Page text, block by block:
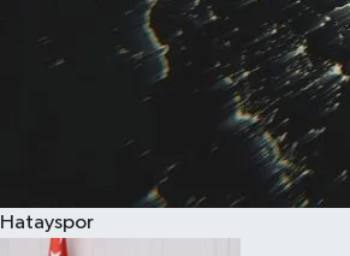
Hatayspor